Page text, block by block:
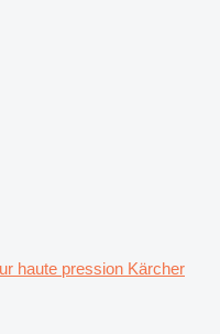
haute pression Kärcher